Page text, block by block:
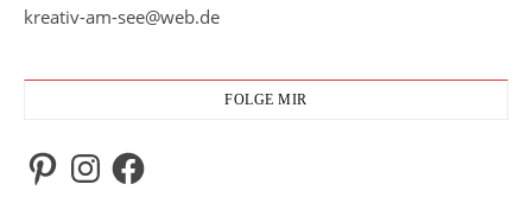
kreativ-am-see@web.de
FOLGE MIR
PinterestInstagramFacebook